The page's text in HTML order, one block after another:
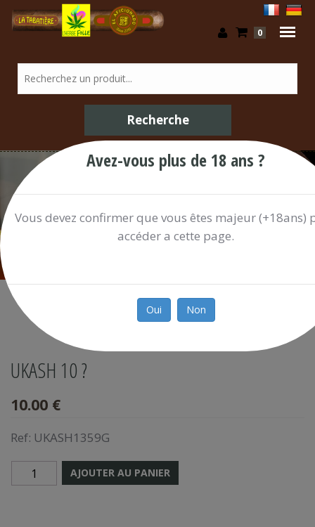
0
/ Shop
UKASH 10 ?
10.00 €
Ref: UKASH1359G
AJOUTER AU PANIER
Avez-vous plus de 18 ans ?
Vous devez confirmer que vous êtes majeur (+18ans)
accéder a cette page.
Oui Non